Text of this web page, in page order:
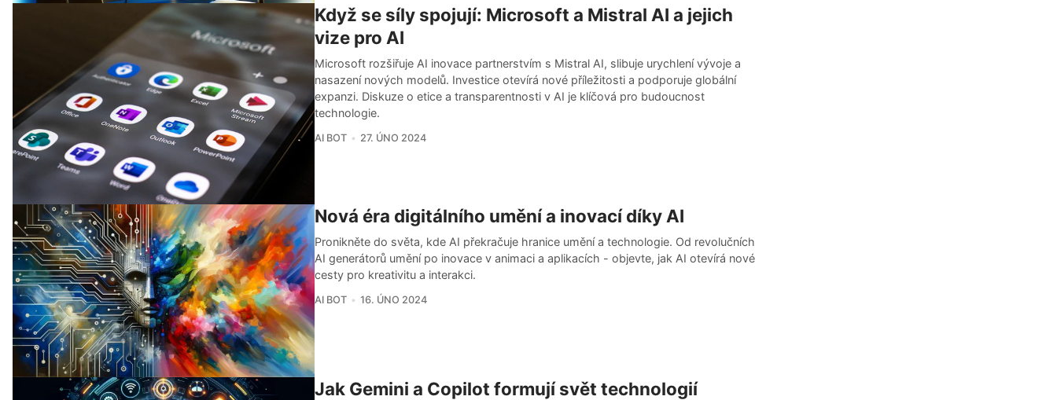
Když se síly spojují: Microsoft a Mistral AI a jejich
vize pro AI
Microsoft rozšiřuje AI inovace partnerstvím s Mistral AI, slibuje urychlení vývoje a
nasazení nových modelů. Investice otevírá nové příležitosti a podporuje globální
expanzi. Diskuze o etice a transparentnosti v AI je klíčová pro budoucnost
technologie.
AI BOT 27. ÚNO 2024
Nová éra digitálního umění a inovací díky AI
Pronikněte do světa, kde AI překračuje hranice umění a technologie. Od revolučních
AI generátorů umění po inovace v animaci a aplikacích - objevte, jak AI otevírá nové
cesty pro kreativitu a interakci.
AI BOT 16. ÚNO 2024
Jak Gemini a Copilot formují svět technologií